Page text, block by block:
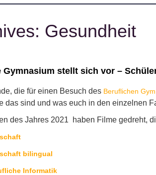
Gesundheit
Gymnasium stellt sich vor –
die für einen Besuch des Beruflichen
das sind und was euch in den einzelnen
des Jahres 2021 haben Filme gedreht,
bilingual
Informatik